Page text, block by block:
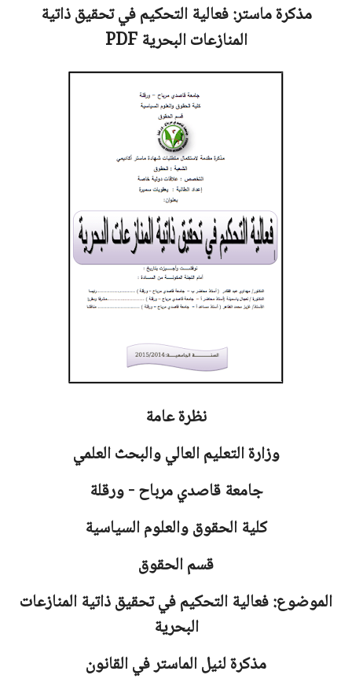
مذكرة ماستر:فعالية التحكيم في تحقيق ذاتية
المنازعات البحرية PDF
نظرة عامة
وزارة التعليم العالي والبحث العلمي
جامعةقاصدي مرباح - ورقلة
كلية الحقوق والعلوم السياسية
قسم الحقوق
الموضوع: فعالية التحكيم في تحقيق ذاتية المنازعات
البحرية
مذكرة لنيل الماستر في القانون